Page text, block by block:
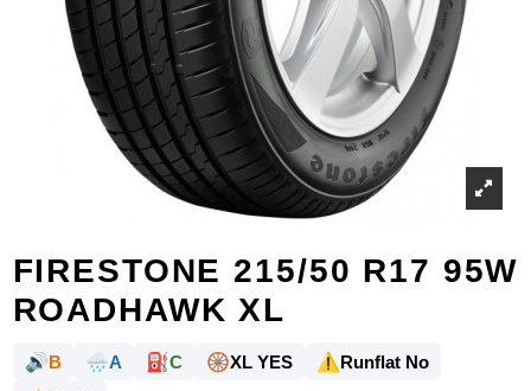
FIRESTONE 215/50 R17 95W
ROADHAWK XL
🔊B 🌧️A ⛽C 🛞XL YES ⚠️Runflat No